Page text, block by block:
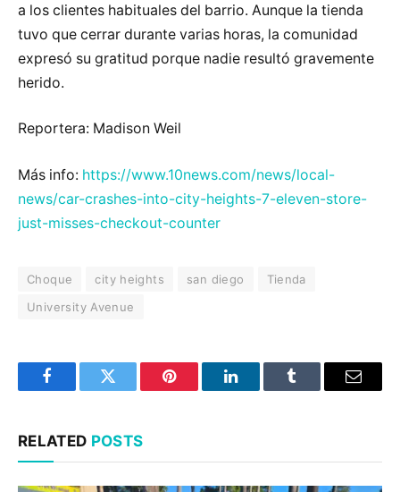
a los clientes habituales del barrio. Aunque la tienda
tuvo que cerrar durante varias horas, la comunidad
expresó su gratitud porque nadie resultó gravemente
herido.
Reportera: Madison Weil
Más info: https://www.10news.com/news/local-
news/car-crashes-into-city-heights-7-eleven-store-
just-misses-checkout-counter
Choque city heights san diego
Tienda
University Avenue
FacebookTwitter Pinterest LinkedInTumblr Email
RELATED POSTS